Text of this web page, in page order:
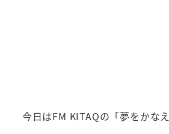
今日はFM KITAQの「夢をかな